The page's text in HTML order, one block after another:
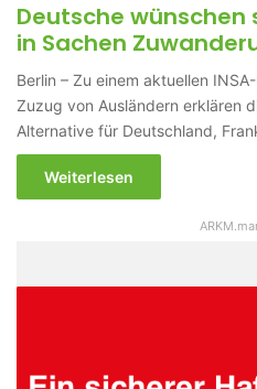
Deutsche wünschen
in Sachen
Berlin – Zu einem aktuellen
Zuzug von Ausländern erklären
Alternative für Deutschland,
Weiterlesen